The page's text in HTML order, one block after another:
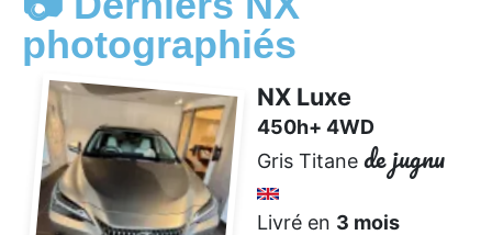
photographiés
NX Luxe
450h+ 4WD
Gris Titane de jugnu
Livré en 3 mois